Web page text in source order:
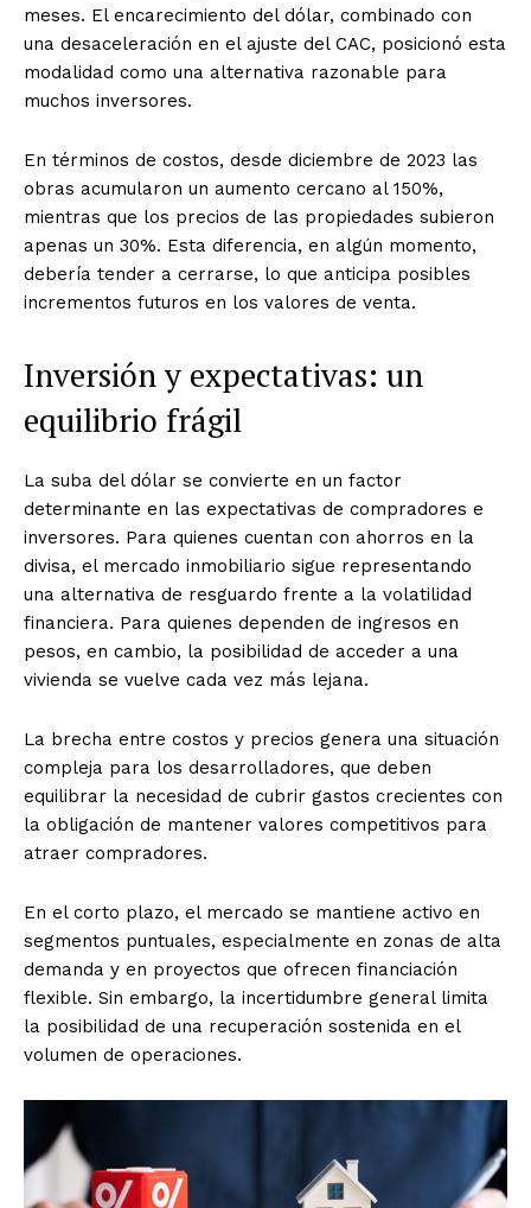
meses. El encarecimiento del dólar, combinado con
una desaceleración en el ajuste del CAC, posicionó esta
modalidad como una alternativa razonable para
muchos inversores.
En términos de costos, desde diciembre de 2023 las
obras acumularon un aumento cercano al 150%,
mientras que los precios de las propiedades subieron
apenas un 30%. Esta diferencia, en algún momento,
debería tender a cerrarse, lo que anticipa posibles
incrementos futuros en los valores de venta.
Inversión y expectativas: un
equilibrio frágil
La suba del dólar se convierte en un factor
determinante en las expectativas de compradores e
inversores. Para quienes cuentan con ahorros en la
divisa, el mercado inmobiliario sigue representando
una alternativa de resguardo frente a la volatilidad
financiera. Para quienes dependen de ingresos en
pesos, en cambio, la posibilidad de acceder a una
vivienda se vuelve cada vez más lejana.
La brecha entre costos y precios genera una situación
compleja para los desarrolladores, que deben
equilibrar la necesidad de cubrir gastos crecientes con
la obligación de mantener valores competitivos para
atraer compradores.
En el corto plazo, el mercado se mantiene activo en
segmentos puntuales, especialmente en zonas de alta
demanda y en proyectos que ofrecen financiación
flexible. Sin embargo, la incertidumbre general limita
la posibilidad de una recuperación sostenida en el
volumen de operaciones.